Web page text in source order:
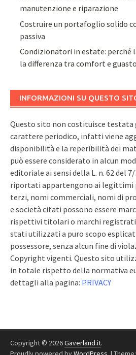
manutenzione e riparazione
Costruire un portafoglio solido
passiva
Condizionatori in estate: perché
la differenza tra comfort e guasto
INFORMAZIONI SU QUESTO
Questo sito non costituisce testata
carattere periodico, infatti viene
disponibilità e la reperibilità dei
può essere considerato in alcun
editoriale ai sensi della L. n. 62 del
riportati appartengono ai legittimi
terzi, nomi commerciali, nomi di
e società citati possono essere
rispettivi titolari o marchi registrati
stati utilizzati a puro scopo
possessore, senza alcun fine di
Copyright vigenti. Questo sito
in totale rispetto della normativa
dettagli alla pagina: PRIVACY
Copyright © 2026Gaverland.it.